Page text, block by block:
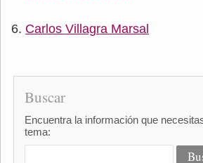
Carlos Villagra Marsal
Buscar
Encuentra la información que
tema: